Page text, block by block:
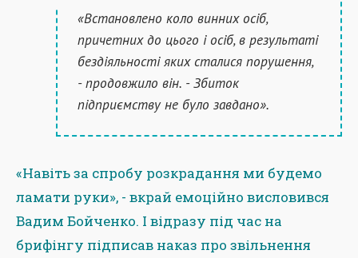
«Встановлено коло винних осіб,
причетних до цього і осіб, в результаті
бездіяльності яких сталися порушення,
- продовжило він. - Збиток
підприємству не було завдано».
«Навіть за спробу розкрадання ми будемо
ламати руки», - вкрай емоційно висловився
Вадим Бойченко. І відразу під час на
брифінгу підписав наказ про звільнення